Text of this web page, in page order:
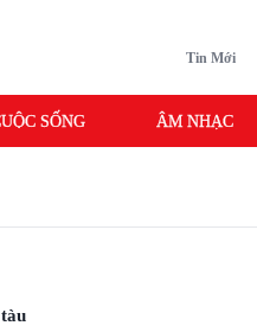
Tin Mới
SỐNG ÂM NHẠC